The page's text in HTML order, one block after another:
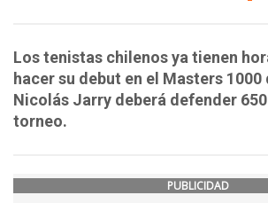
Los tenistas chilenos ya tienen
hacer su debut en el Masters 1000
Nicolás Jarry deberá defender 650
torneo.
PUBLICIDAD